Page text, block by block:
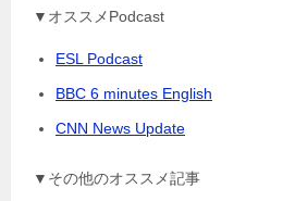
▼オススメPodcast
ESL Podcast
BBC 6 minutes English
CNN News Update
▼その他のオススメ記事